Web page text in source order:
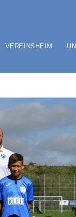
VEREINSHEIM